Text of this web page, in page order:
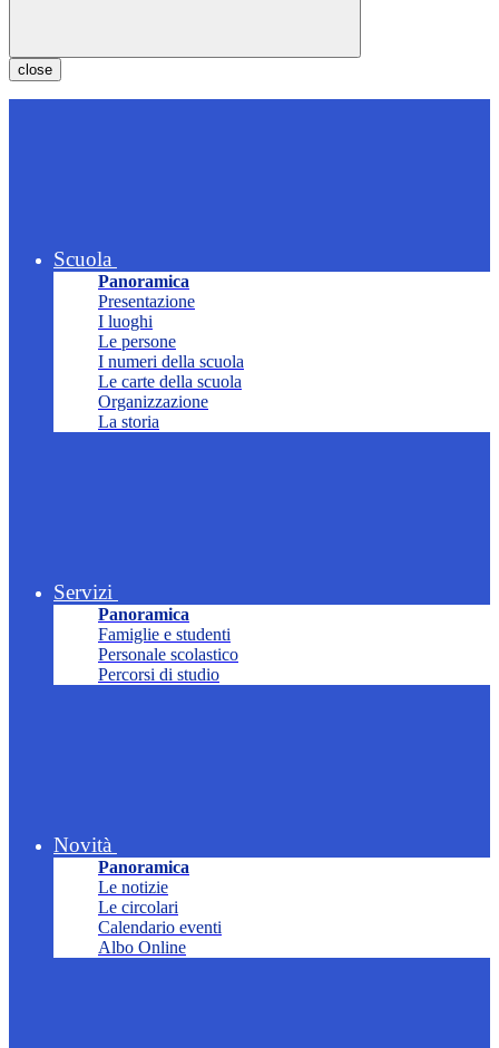
close
Scuola
Panoramica
Presentazione
I luoghi
Le persone
I numeri della scuola
Le carte della scuola
Organizzazione
La storia
Servizi
Panoramica
Famiglie e studenti
Personale scolastico
Percorsi di studio
Novità
Panoramica
Le notizie
Le circolari
Calendario eventi
Albo Online